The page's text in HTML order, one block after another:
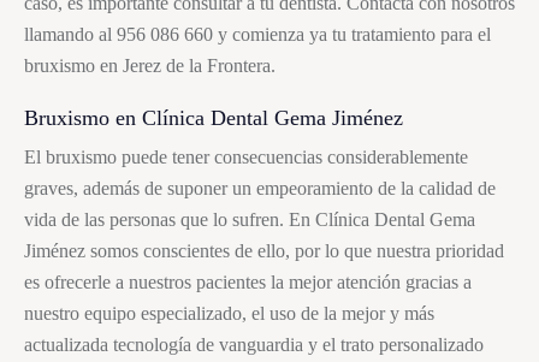
llamando al 956 086 660 y comienza ya tu tratamiento para el
bruxismo en Jerez de la Frontera.
Bruxismo en Clínica Dental Gema Jiménez
El bruxismo puede tener consecuencias considerablemente
graves, además de suponer un empeoramiento de la calidad de
vida de las personas que lo sufren. En Clínica Dental Gema
Jiménez somos conscientes de ello, por lo que nuestra prioridad
es ofrecerle a nuestros pacientes la mejor atención gracias a
nuestro equipo especializado, el uso de la mejor y más
actualizada tecnología de vanguardia y el trato personalizado